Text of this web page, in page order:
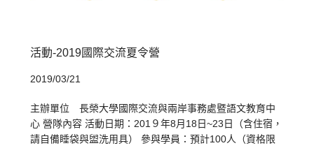
活動-2019國際交流夏令營
2019/03/21
主辦單位 長榮大學國際交流與兩岸事務處暨語文教育中
心 營隊內容 活動日期：201９年8月18日~23日（含住宿，
請自備睡袋與盥洗用具） 參與學員：預計100人（資格限